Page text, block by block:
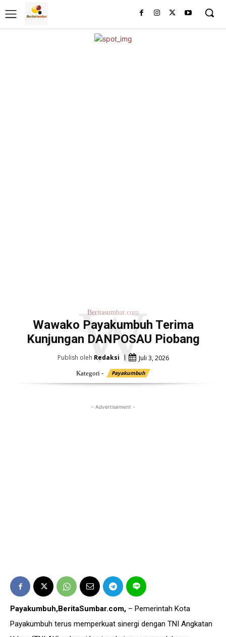
Beritasumbar.com
Wawako Payakumbuh Terima
Kunjungan DANPOSAU Piobang
W
Publish oleh Redaksi Juli 3, 2026
Kategori - Payakumbuh
- Advertisement -
Payakumbuh,BeritaSumbar.com, – Pemerintah Kota
Payakumbuh terus memperkuat sinergi dengan TNI Angkatan